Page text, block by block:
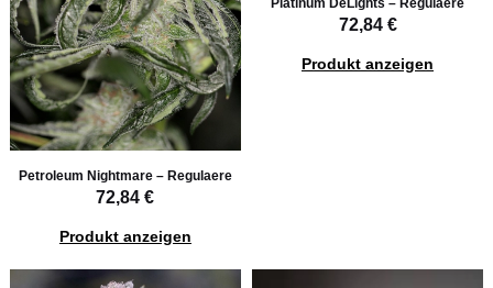
Petroleum Nightmare – Regulaere
72,84 €
Produkt anzeigen
Platinum DeLights – Regulaere
72,84 €
Produkt anzeigen